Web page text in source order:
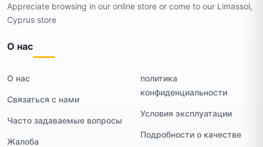
Appreciate browsing in our online store or come to our Limassol,
Cyprus store
О нас
О нас
Связаться с нами
Часто задаваемые вопросы
Жалоба
политика
конфиденциальности
Условия эксплуатации
Подробности о качестве